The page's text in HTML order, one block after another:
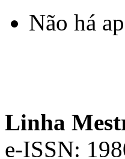
Não há
Linha
e-ISSN: